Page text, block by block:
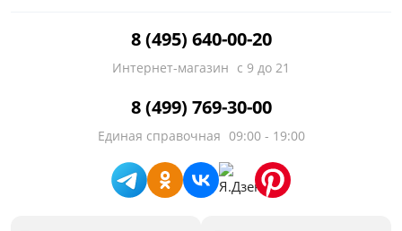
8 (495) 640-00-20
Интернет-магазин с 9 до 21
8 (499) 769-30-00
Единая справочная 09:00 - 19:00